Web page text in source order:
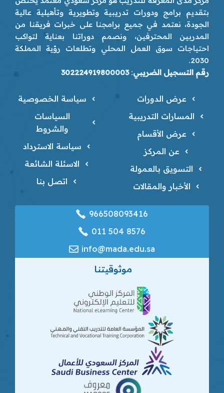
بتقديم برامج ودورات تدريبية وتطويرية وتأهيلية عالية
الجودة، نعتمد في جميع برامجنا على خبرات فريقنا من
المدربين المحترفين، ونصمم دوراتنا بعناية لتواكب
احتياجات سوق العمل المحلي وتطلعات رؤية المملكة
2030.
رقم التسجيل الضريبي:
302224919800003
عرض الدورات
المسارات التدريبية
عرض الأقسام
عن المركز
التسويق بالعمولة
الأخبار والمقالات
سياسة الخصوصية
السياسات
والشروط
سياسة الاسترداد
الاسئلة الشائعة
اتصل بنا
966508093416
‎011 504 8576
info@mada.edu.sa
موثوقيتنا